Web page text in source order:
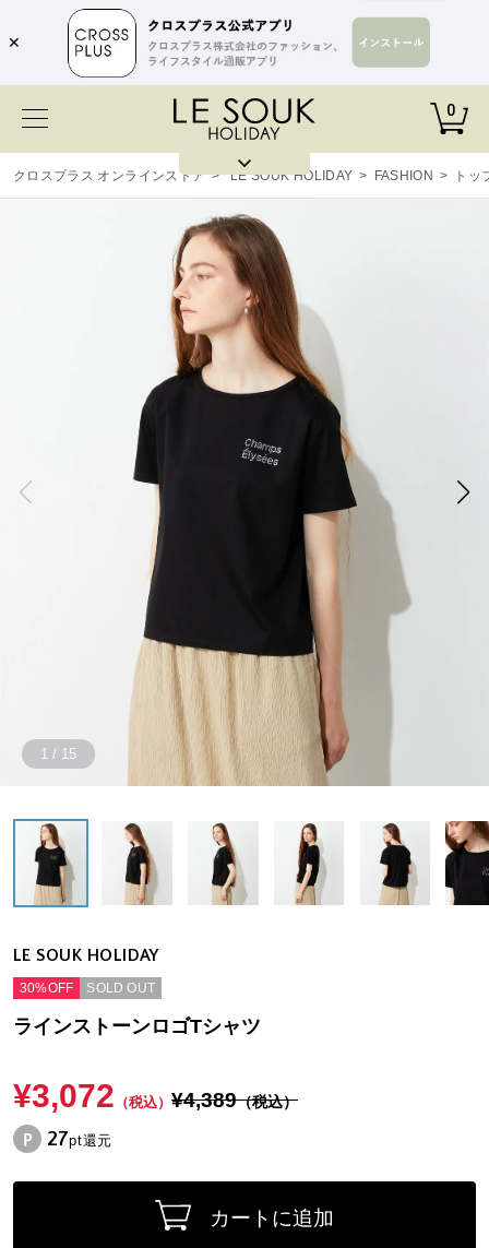
✕
0
クロスプラス オンラインストア > LE SOUK HOLIDAY > FASHION > トッ
1 / 15
LE SOUK HOLIDAY
30%OFF SOLD OUT
ラインストーンロゴTシャツ
¥3,072 （税込） ¥4,389（税込）
27pt還元
カートに追加